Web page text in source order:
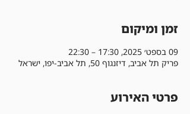
זמן ומיקום
09 בספט׳ 2025, 17:30 – 22:30
פריק תל אביב, דיזנגוף 50, תל אביב-יפו, ישראל
פרטי האירוע